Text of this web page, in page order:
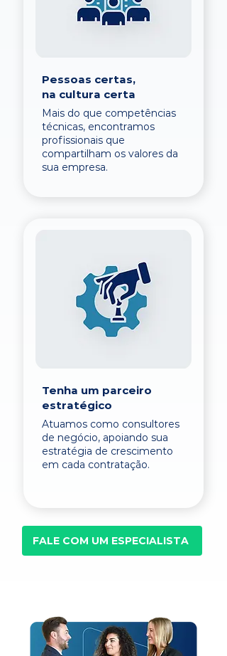
Pessoas certas,
na cultura certa
Mais do que competências
técnicas, encontramos
profissionais que
compartilham os valores da
sua empresa.
Tenha um parceiro
estratégico
Atuamos como consultores
de negócio, apoiando sua
estratégia de crescimento
em cada contratação.
FALE COM UM ESPECIALISTA